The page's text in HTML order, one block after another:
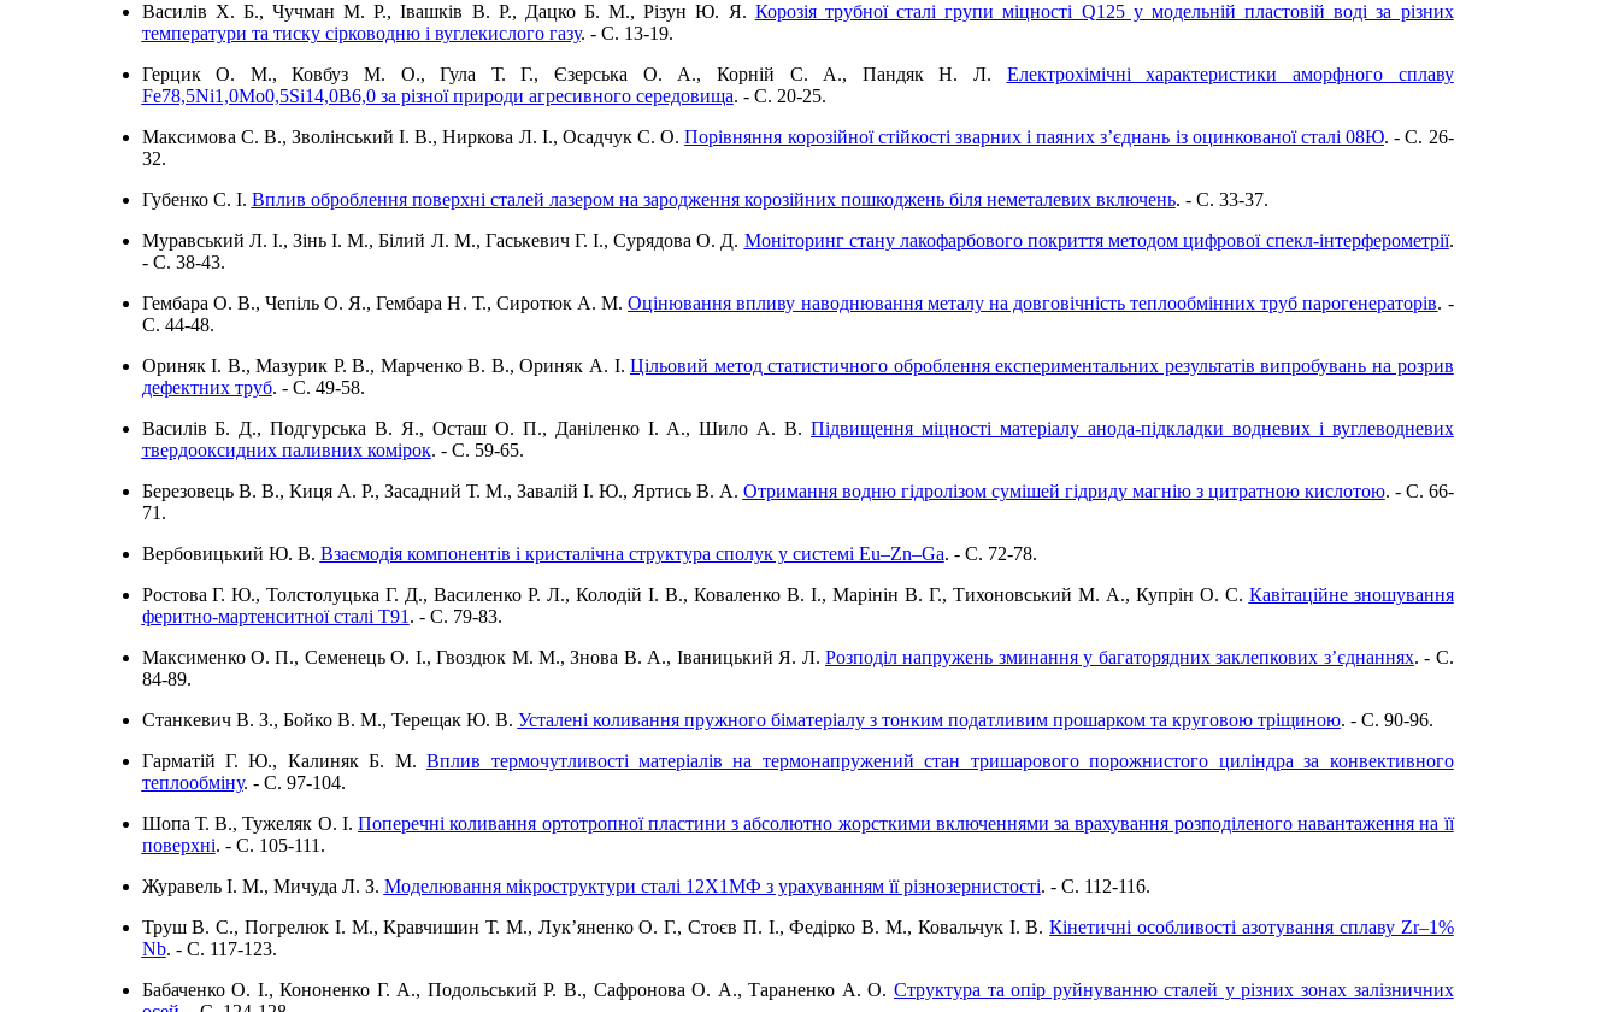
Василів Х. Б., Чучман М. Р., Івашків В. Р., Дацко Б. М., Різун Ю. Я. Корозія трубної сталі групи міцності Q125 у модельній пластовій воді за різних
температури та тиску сірководню і вуглекислого газу. - C. 13-19.
Герцик О. М., Ковбуз М. О., Гула Т. Г., Єзерська О. А., Корній С. А., Пандяк Н. Л. Електрохімічні характеристики аморфного сплаву
Fe78,5Ni1,0Mo0,5Si14,0B6,0 за різної природи агресивного середовища. - C. 20-25.
Максимова С. В., Зволінський І. В., Ниркова Л. І., Осадчук С. О.Порівняння корозійної стійкості зварних і паяних з’єднань із оцинкованої сталі 08Ю. - C. 26-
32.
Губенко С. І. Вплив оброблення поверхні сталей лазером на зародження корозійних пошкоджень біля неметалевих включень. - C. 33-37.
Муравський Л. І., Зінь І. М., Білий Л. М., Гаськевич Г. І., Сурядова О. Д. Моніторинг стану лакофарбового покриття методом цифрової спекл-інтерферометрії.
- C. 38-43.
Гембара О. В., Чепіль О. Я., Гембара Н. Т., Сиротюк А. М.Оцінювання впливу наводнювання металу на довговічність теплообмінних труб парогенераторів. -
C. 44-48.
Ориняк І. В., Мазурик Р. В., Марченко В. В., Ориняк А. І.Цільовий метод статистичного оброблення експериментальних результатів випробувань на розрив
дефектних труб. - C. 49-58.
Василів Б. Д., Подгурська В. Я., Осташ О. П., Даніленко І. А., Шило А. В.Підвищення міцності матеріалу анода-підкладки водневих і вуглеводневих
твердооксидних паливних комірок. - C. 59-65.
Березовець В. В., Киця А. Р., Засадний Т. М., Завалій І. Ю., Яртись В. А. Отримання водню гідролізом сумішей гідриду магнію з цитратною кислотою. - C. 66-
71.
Вербовицький Ю. В. Взаємодія компонентів і кристалічна структура сполук у системі Eu–Zn–Ga. - C. 72-78.
Ростова Г. Ю., Толстолуцька Г. Д., Василенко Р. Л., Колодій І. В., Коваленко В. І., Марінін В. Г., Тихоновський М. А., Купрін O. С. Кавітаційне зношування
феритно-мартенситної сталі Т91 . - C. 79-83.
Максименко О. П., Семенець О. І., Гвоздюк М. М., Знова В. А., Іваницький Я. Л.Розподіл напружень зминання у багаторядних заклепкових з’єднаннях. - C.
84-89.
Станкевич В. З., Бойко В. М., Терещак Ю. В. Усталені коливання пружного біматеріалу з тонким податливим прошарком та круговою тріщиною. - C. 90-96.
Гарматій Г. Ю., Калиняк Б. М.Вплив термочутливості матеріалів на термонапружений стан тришарового порожнистого циліндра за конвективного
теплообміну. - C. 97-104.
Шопа Т. В., Тужеляк О. І.Поперечні коливання ортотропної пластини з абсолютно жорсткими включеннями за врахування розподіленого навантаження на її
поверхні. - C. 105-111.
Журавель І. М., Мичуда Л. З. Моделювання мікроструктури сталі 12Х1МФ з урахуванням її різнозернистості. - C. 112-116.
Труш В. С., Погрелюк І. М., Кравчишин Т. М., Лук’яненко О. Г., Стоєв П. І., Федірко В. М., Ковальчук І. В.Кінетичні особливості азотування сплаву Zr–1%
Nb. - C. 117-123.
Бабаченко О. І., Кононенко Г. А., Подольський Р. В., Сафронова О. А., Тараненко А. О. Структура та опір руйнуванню сталей у різних зонах залізничних